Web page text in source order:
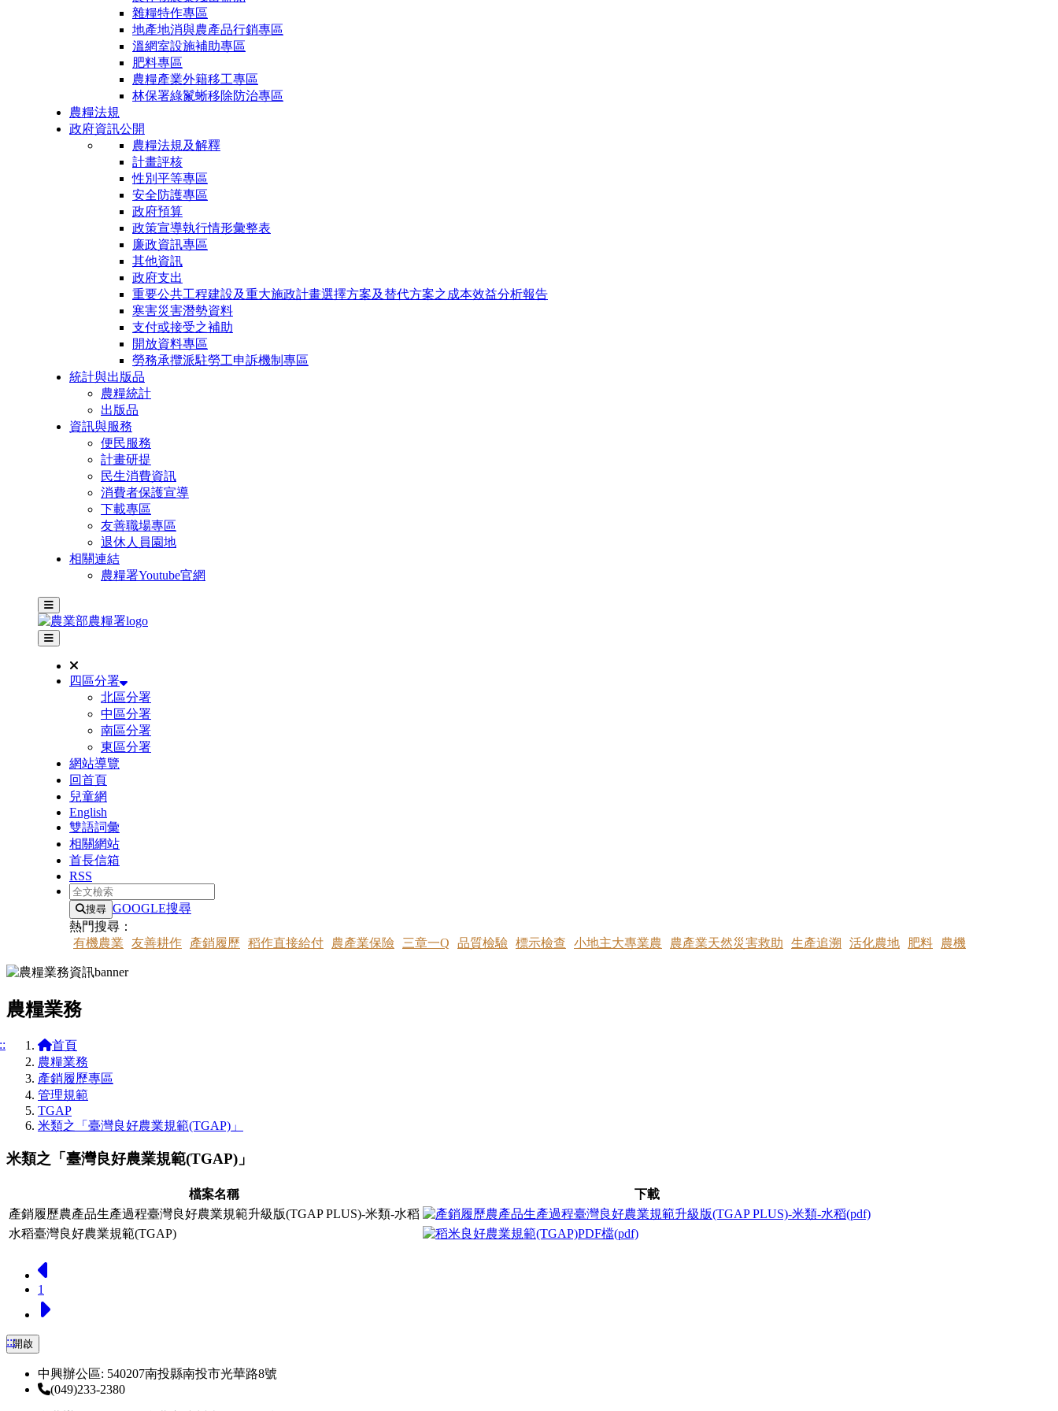
雜糧特作專區
地產地消與農產品行銷專區
溫網室設施補助專區
肥料專區
農糧產業外籍移工專區
林保署綠鬣蜥移除防治專區
農糧法規
政府資訊公開
農糧法規及解釋
計畫評核
性別平等專區
安全防護專區
政府預算
政策宣導執行情形彙整表
廉政資訊專區
其他資訊
政府支出
重要公共工程建設及重大施政計畫選擇方案及替代方案之成本效益分析報告
寒害災害潛勢資料
支付或接受之補助
開放資料專區
勞務承攬派駐勞工申訴機制專區
統計與出版品
農糧統計
出版品
資訊與服務
便民服務
計畫研提
民生消費資訊
消費者保護宣導
下載專區
友善職場專區
退休人員園地
相關連結
農糧署Youtube官網
主選單
其他網站選單
四區分署
北區分署
中區分署
南區分署
東區分署
網站導覽
回首頁
兒童網
English
雙語詞彙
相關網站
首長信箱
RSS
全文檢索
搜尋 GOOGLE搜尋
熱門搜尋：
有機農業
友善耕作 產銷履歷 稻作直接給付 農產業保險 三章一Q 品質檢驗 標示檢查 小地主大專業農 農產業天然災害救助 生產追溯 活化農地 肥料 農機
農糧業務
首頁
農糧業務
產銷履歷專區
管理規範
TGAP
米類之「臺灣良好農業規範(TGAP)」
米類之「臺灣良好農業規範(TGAP)」
檔案名稱
下載
產銷履歷農產品生產過程臺灣良好農業規範升級版(TGAP PLUS)-米類-水稻
水稻臺灣良好農業規範(TGAP)
1
:::開啟
中興辦公區: 540207南投縣南投市光華路8號
(049)233-2380